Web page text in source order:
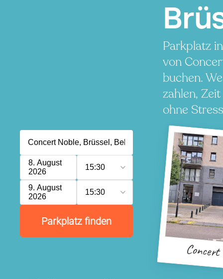
Parkplatz
von
buchen.
zahlen,
ohne
8. August
2026
15:30
9. August
2026
15:30
Parkplatz finden